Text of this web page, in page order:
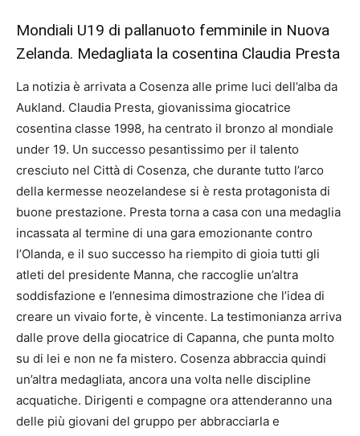
Mondiali U19 di pallanuoto femminile in Nuova
Zelanda. Medagliata la cosentina Claudia Presta
La notizia è arrivata a Cosenza alle prime luci dell’alba da
Aukland. Claudia Presta, giovanissima giocatrice
cosentina classe 1998, ha centrato il bronzo al mondiale
under 19. Un successo pesantissimo per il talento
cresciuto nel Città di Cosenza, che durante tutto l’arco
della kermesse neozelandese si è resta protagonista di
buone prestazione. Presta torna a casa con una medaglia
incassata al termine di una gara emozionante contro
l’Olanda, e il suo successo ha riempito di gioia tutti gli
atleti del presidente Manna, che raccoglie un’altra
soddisfazione e l’ennesima dimostrazione che l’idea di
creare un vivaio forte, è vincente. La testimonianza arriva
dalle prove della giocatrice di Capanna, che punta molto
su di lei e non ne fa mistero. Cosenza abbraccia quindi
un’altra medagliata, ancora una volta nelle discipline
acquatiche. Dirigenti e compagne ora attenderanno una
delle più giovani del gruppo per abbracciarla e